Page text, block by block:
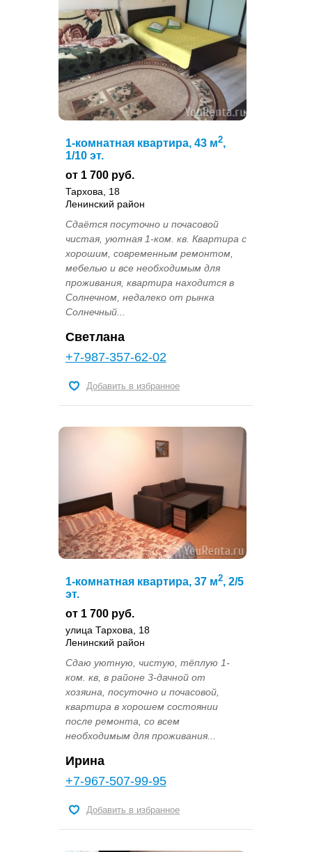
1-комнатная квартира, 43 м2,
1/10 эт.
от 1 700 руб.
Тархова, 18
Ленинский район
Сдаётся посуточно и почасовой
чистая, уютная 1-ком. кв. Квартира с
хорошим, современным ремонтом,
мебелью и все необходимым для
проживания, квартира находится в
Солнечном, недалеко от рынка
Солнечный...
Светлана
+7-987-357-62-02
Добавить в избранное
1-комнатная квартира, 37 м2, 2/5
эт.
от 1 700 руб.
улица Тархова, 18
Ленинский район
Сдаю уютную, чистую, тёплую 1-
ком. кв, в районе 3-дачной от
хозяина, посуточно и почасовой,
квартира в хорошем состоянии
после ремонта, со всем
необходимым для проживания...
Ирина
+7-967-507-99-95
Добавить в избранное